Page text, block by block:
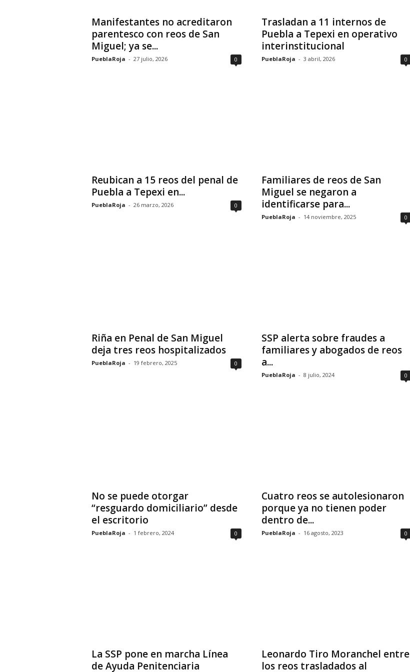
Manifestantes no acreditaron
parentesco con reos de San
Miguel; ya se...
PueblaRoja - 27 julio, 2026 0
Trasladan a 11 internos de
Puebla a Tepexi en operativo
interinstitucional
PueblaRoja - 3 abril, 2026 0
Reubican a 15 reos del penal de
Puebla a Tepexi en...
PueblaRoja - 26 marzo, 2026 0
Familiares de reos de San
Miguel se negaron a
identificarse para...
PueblaRoja - 14 noviembre, 2025 0
Riña en Penal de San Miguel
deja tres reos hospitalizados
PueblaRoja - 19 febrero, 2025 0
SSP alerta sobre fraudes a
familiares y abogados de reos
a...
PueblaRoja - 8 julio, 2024 0
No se puede otorgar
“resguardo domiciliario” desde
el escritorio
PueblaRoja - 1 febrero, 2024 0
Cuatro reos se autolesionaron
porque ya no tienen poder
dentro de...
PueblaRoja - 16 agosto, 2023 0
La SSP pone en marcha Línea
de Ayuda Penitenciaria
Leonardo Tiro Moranchel entre
los reos trasladados al